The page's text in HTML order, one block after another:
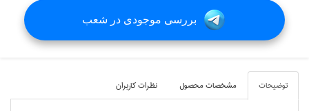
بررسی موجودی در شعب
توضيحات مشخصات محصول نظرات کاربران